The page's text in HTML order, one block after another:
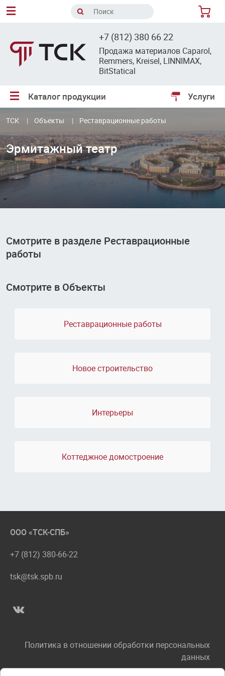
+7 (812) 380 66 22
Продажа материалов Caparol,
Remmers, Kreisel, LINNIMAX,
BitStatical
Каталог продукции Услуги
ТСК Объекты Реставрационные работы
Эрмитажный театр
Смотрите в разделе Реставрационные
работы
Смотрите в Объекты
Реставрационные работы
Новое строительство
Интерьеры
Коттеджное домостроение
ООО «ТСК-СПБ»
+7 (812) 380-66-22
tsk@tsk.spb.ru
Политика в отношении обработки персональных
данных